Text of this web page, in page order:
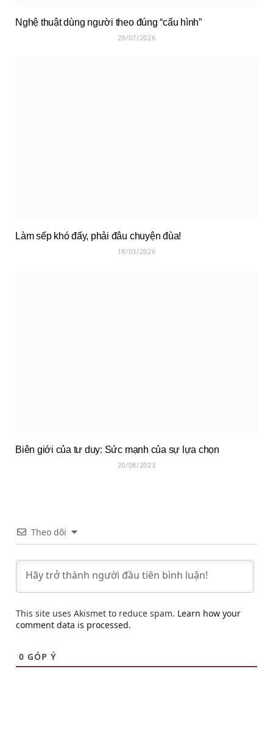
Nghệ thuật dùng người theo đúng “cấu hình”
29/07/2026
Làm sếp khó đấy, phải đâu chuyện đùa!
18/03/2026
Biên giới của tư duy: Sức mạnh của sự lựa chọn
20/08/2023
Theo dõi
This site uses Akismet to reduce spam. Learn how your
comment data is processed.
0 GÓP Ý